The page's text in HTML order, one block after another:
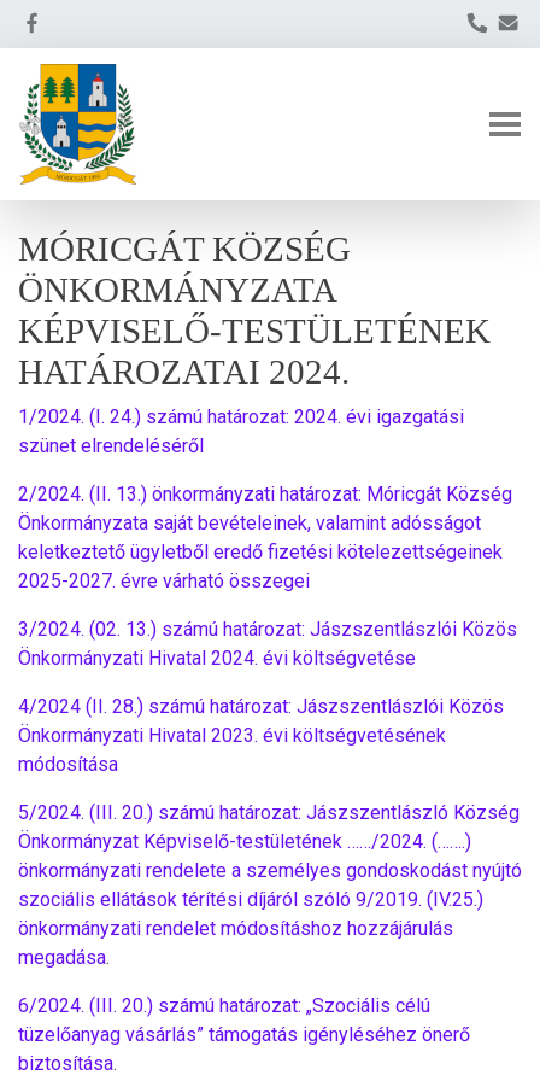
MÓRICGÁT KÖZSÉG
ÖNKORMÁNYZATA
KÉPVISELŐ-TESTÜLETÉNEK
HATÁROZATAI 2024.
1/2024. (I. 24.) számú határozat: 2024. évi igazgatási
szünet elrendeléséről
2/2024. (II. 13.) önkormányzati határozat: Móricgát Község
Önkormányzata saját bevételeinek, valamint adósságot
keletkeztető ügyletből eredő fizetési kötelezettségeinek
2025-2027. évre várható összegei
3/2024. (02. 13.) számú határozat: Jászszentlászlói Közös
Önkormányzati Hivatal 2024. évi költségvetése
4/2024 (II. 28.) számú határozat: Jászszentlászlói Közös
Önkormányzati Hivatal 2023. évi költségvetésének
módosítása
5/2024. (III. 20.) számú határozat: Jászszentlászló Község
Önkormányzat Képviselő-testületének ……/2024. (…….)
önkormányzati rendelete a személyes gondoskodást nyújtó
szociális ellátások térítési díjáról szóló 9/2019. (IV.25.)
önkormányzati rendelet módosításhoz hozzájárulás
megadása.
6/2024. (III. 20.) számú határozat: „Szociális célú
tüzelőanyag vásárlás” támogatás igényléséhez önerő
biztosítása.